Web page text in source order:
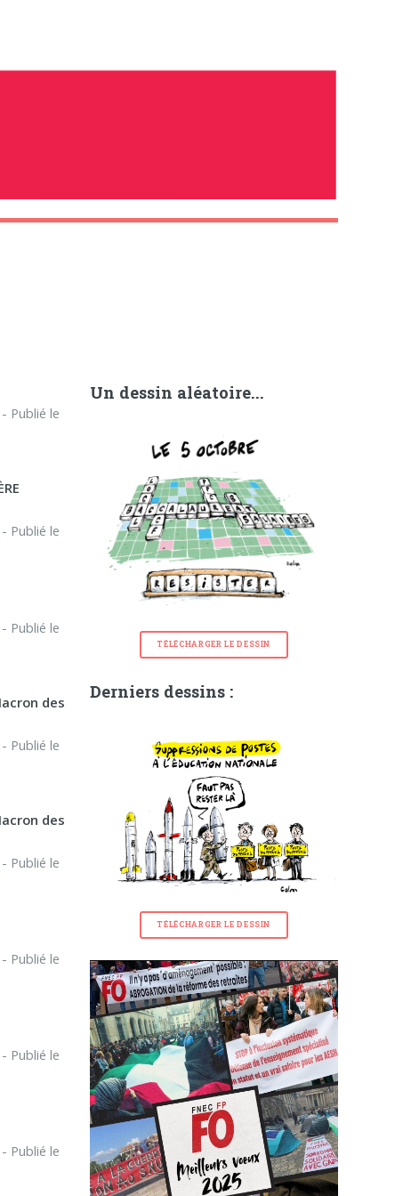
Publié le
Publié le
Publié le
des
Publié le
des
Publié le
Publié le
Publié le
Publié le
Un dessin aléatoire...
TÉLÉCHARGER LE DESSIN
Derniers dessins :
TÉLÉCHARGER LE DESSIN